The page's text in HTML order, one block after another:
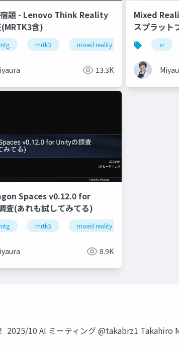
題 - Lenovo Think Reality
含)
mrtk3 mixed reality snapdragon
13.3K
Mixed
スプラット
xr
mrtk3 xr unity
Spaces v0.12.0 for
査(あれも試してみてる)
mrtk3 mixed reality
8.9K
2025/10 AI ミーティング @takabrz1 Takahiro